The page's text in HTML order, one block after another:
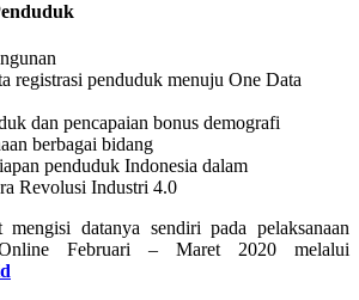
registrasi penduduk menuju One Data
dan pencapaian bonus demografi
berbagai bidang
penduduk Indonesia dalam
Revolusi Industri 4.0
mengisi datanya sendiri pada pelaksanaan
Februari – Maret 2020 melalui